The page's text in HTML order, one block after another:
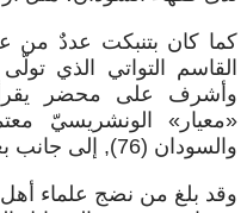
كما كان بتنبكت عددٌ من
«معيار» الونشريسيّ
والسودان (76), إلى جانب بعض مؤلفات المقري (77).
وقد بلغ من نضج علماء أهل